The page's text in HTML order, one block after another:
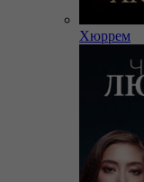
Хюррем